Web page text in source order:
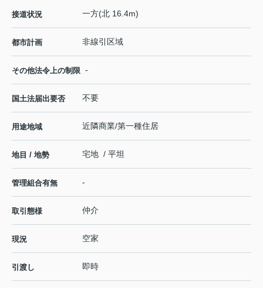
接道状況 一方(北 16.4m)
都市計画 非線引区域
その他法令上の制限 -
国土法届出要否 不要
用途地域 近隣商業/第一種住居
地目 / 地勢 宅地 / 平坦
管理組合有無 -
取引態様 仲介
現況 空家
引渡し 即時